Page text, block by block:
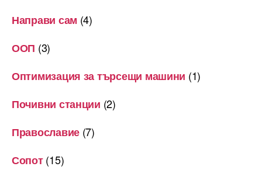
Направи сам (4)
ООП (3)
Оптимизация за търсещи машини (1)
Почивни станции (2)
Православие (7)
Сопот(15)